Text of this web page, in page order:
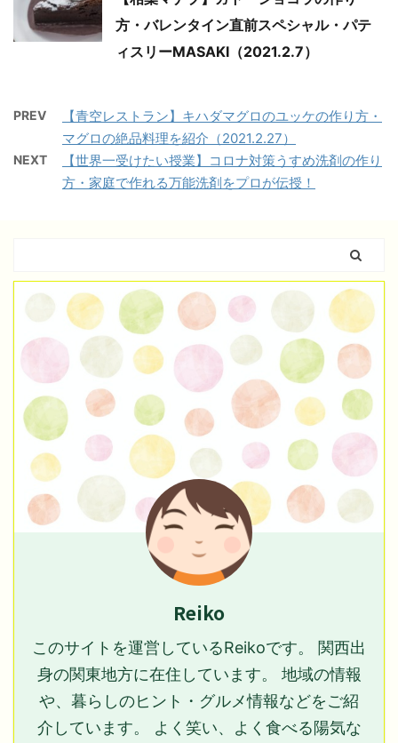
方・バレンタイン直前スペシャル・パテ
ィスリーMASAKI（2021.2.7）
PREV
【青空レストラン】キハダマグロのユッケの作り方・
マグロの絶品料理を紹介（2021.2.27）
NEXT
【世界一受けたい授業】コロナ対策うすめ洗剤の作り
方・家庭で作れる万能洗剤をプロが伝授！
Reiko
このサイトを運営しているReikoです。 関西出
身の関東地方に在住しています。 地域の情報
や、暮らしのヒント・グルメ情報などをご紹
介しています。 よく笑い、よく食べる陽気な